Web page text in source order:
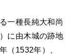
一種長純大和尚
に由木城の跡地
（1532年）、